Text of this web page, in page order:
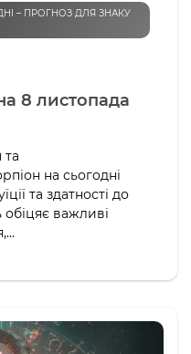
– ПРОГНОЗ ДЛЯ ЗНАКУ
8 листопада
та
на сьогодні
та здатності до
важливі